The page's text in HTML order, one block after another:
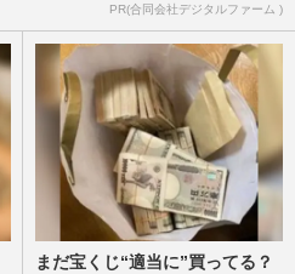
PR(合同会社デジタルファーム )
まだ宝くじ“適当に”買ってる？